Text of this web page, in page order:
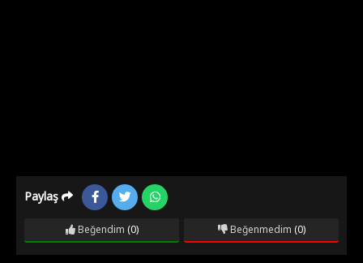
Paylaş
Beğendim (0) Beğenmedim (0)